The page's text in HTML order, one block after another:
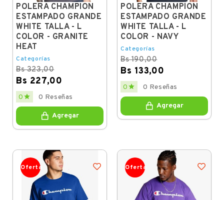
POLERA CHAMPION
ESTAMPADO GRANDE
WHITE TALLA - L
COLOR - GRANITE
HEAT
Categorías
Bs 323,00
Bs 227,00
Regular
price
Price
0  0 Reseñas
Agregar
POLERA CHAMPION
ESTAMPADO GRANDE
WHITE TALLA - L
COLOR - NAVY
Categorías
Bs 190,00
Bs 133,00
Regular
price
Price
0  0 Reseñas
Agregar
Oferta Oferta